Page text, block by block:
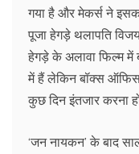
गया है और मेकर्स ने
पूजा हेगड़े थलापति
हेगड़े के अलावा फिल्म में
में हैं लेकिन बॉक्‍स
कुछ दिन इंतजार करना
‘जन नायकन’ के बाद